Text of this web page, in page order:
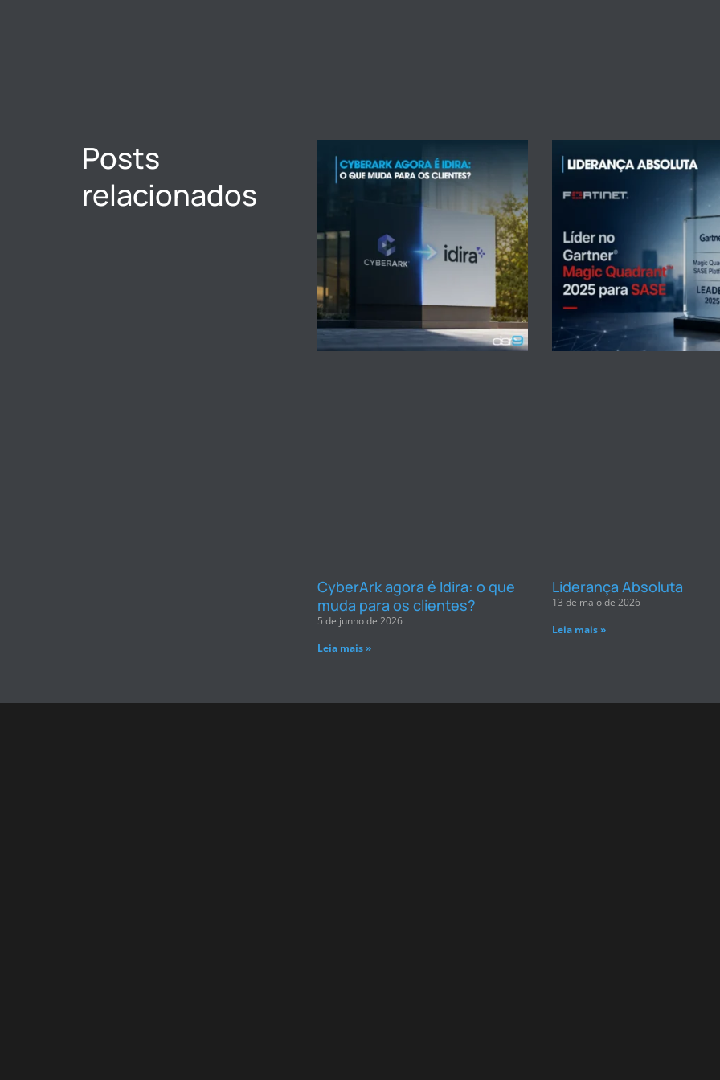
Posts
relacionados
CyberArk agora é Idira: o que
muda para os clientes?
5 de junho de 2026
Leia mais »
Liderança Absoluta
13 de maio de 2026
Leia mais »